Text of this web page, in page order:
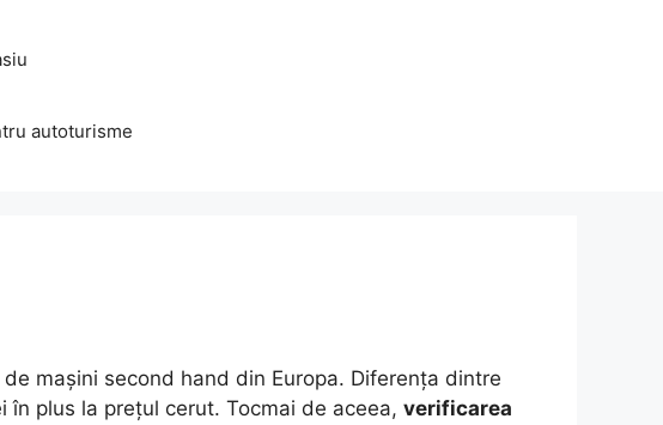
autoturisme
mașini second hand din Europa. Diferența dintre
plus la prețul cerut. Tocmai de aceea, verificarea